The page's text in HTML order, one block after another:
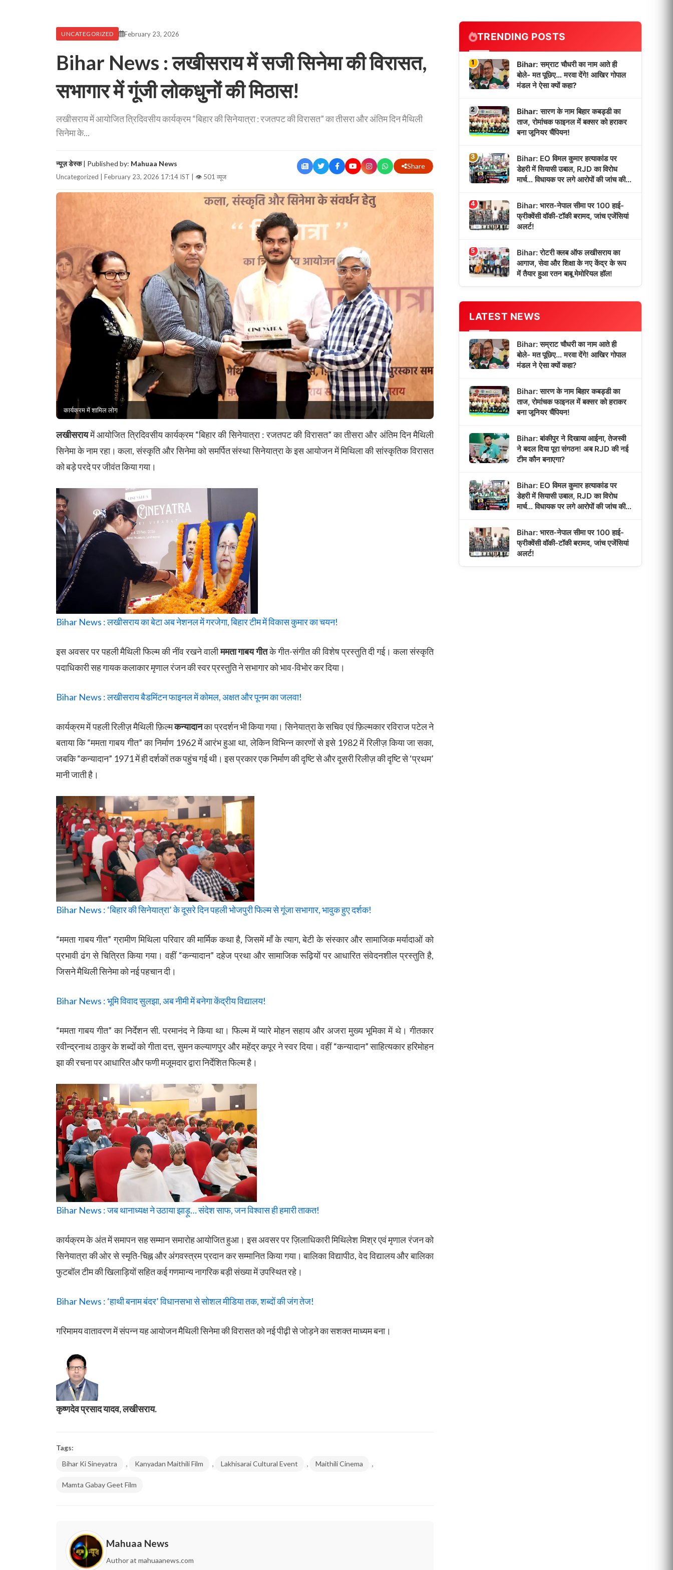
UNCATEGORIZED February 23, 2026
Bihar News : लखीसराय में सजी सिनेमा की विरासत,
सभागार में गूंजी लोकधुनों की मिठास!
लखीसराय में आयोजित त्रिदिवसीय कार्यक्रम “बिहार की सिनेयात्रा : रजतपट की विरासत” का तीसरा और अंतिम दिन मैथिली
सिनेमा के...
न्यूज़ डेस्क| Published by: Mahuaa News
Uncategorized | February 23, 2026 17:14 IST | 👁 501 व्यूज
Share
कार्यक्रम में शामिल लोग
लखीसरायमें आयोजित त्रिदिवसीय कार्यक्रम “बिहार की सिनेयात्रा : रजतपट की विरासत” का तीसरा और अंतिम दिन मैथिली
सिनेमा के नाम रहा। कला, संस्कृति और सिनेमा को समर्पित संस्था सिनेयात्रा के इस आयोजन में मिथिला की सांस्कृतिक विरासत
को बड़े परदे पर जीवंत किया गया।
Bihar News : लखीसराय का बेटा अब नेशनल में गरजेगा, बिहार टीम में विकास कुमार का चयन!
इस अवसर पर पहली मैथिली फिल्म की नींव रखने वालीममता गाबय गीतके गीत-संगीत की विशेष प्रस्तुति दी गई। कला संस्कृति
पदाधिकारी सह गायक कलाकार मृणाल रंजन की स्वर प्रस्तुति ने सभागार को भाव-विभोर कर दिया।
Bihar News : लखीसराय बैडमिंटन फाइनल में कोमल, अक्षत और पूनम का जलवा!
कार्यक्रम में पहली रिलीज़ मैथिली फ़िल्मकन्यादानका प्रदर्शन भी किया गया। सिनेयात्रा के सचिव एवं फ़िल्मकार रविराज पटेल ने
बताया कि “ममता गाबय गीत” का निर्माण 1962 में आरंभ हुआ था, लेकिन विभिन्न कारणों से इसे 1982 में रिलीज़ किया जा सका,
जबकि “कन्यादान” 1971 में ही दर्शकों तक पहुंच गई थी। इस प्रकार एक निर्माण की दृष्टि से और दूसरी रिलीज़ की दृष्टि से ‘प्रथम’
मानी जाती है।
Bihar News : ‘बिहार की सिनेयात्रा’ के दूसरे दिन पहली भोजपुरी फिल्म से गूंजा सभागार, भावुक हुए दर्शक!
“ममता गाबय गीत” ग्रामीण मिथिला परिवार की मार्मिक कथा है, जिसमें माँ के त्याग, बेटी के संस्कार और सामाजिक मर्यादाओं को
प्रभावी ढंग से चित्रित किया गया। वहीं “कन्यादान” दहेज प्रथा और सामाजिक रूढ़ियों पर आधारित संवेदनशील प्रस्तुति है,
जिसने मैथिली सिनेमा को नई पहचान दी।
Bihar News : भूमि विवाद सुलझा, अब नीमी में बनेगा केंद्रीय विद्यालय!
“ममता गाबय गीत” का निर्देशन सी. परमानंद ने किया था। फिल्म में प्यारे मोहन सहाय और अजरा मुख्य भूमिका में थे। गीतकार
रवीन्द्रनाथ ठाकुर के शब्दों को गीता दत्त, सुमन कल्याणपुर और महेंद्र कपूर ने स्वर दिया। वहीं “कन्यादान” साहित्यकार हरिमोहन
झा की रचना पर आधारित और फणी मजूमदार द्वारा निर्देशित फिल्म है।
Bihar News : जब थानाध्यक्ष ने उठाया झाड़ू… संदेश साफ, जन विश्वास ही हमारी ताकत!
कार्यक्रम के अंत में समापन सह सम्मान समारोह आयोजित हुआ। इस अवसर पर ज़िलाधिकारी मिथिलेश मिश्र एवं मृणाल रंजन को
सिनेयात्रा की ओर से स्मृति-चिह्न और अंगवस्त्रम प्रदान कर सम्मानित किया गया। बालिका विद्यापीठ, वेद विद्यालय और बालिका
फुटबॉल टीम की खिलाड़ियों सहित कई गणमान्य नागरिक बड़ी संख्या में उपस्थित रहे।
Bihar News : ‘हाथी बनाम बंदर’ विधानसभा से सोशल मीडिया तक, शब्दों की जंग तेज!
गरिमामय वातावरण में संपन्न यह आयोजन मैथिली सिनेमा की विरासत को नई पीढ़ी से जोड़ने का सशक्त माध्यम बना।
कृष्णदेव प्रसाद यादव, लखीसराय.
Tags:
Bihar Ki Sineyatra
, Kanyadan Maithili Film , Lakhisarai Cultural Event , Maithili Cinema ,
Mamta Gabay Geet Film
Mahuaa News
Author at mahuaanews.com
TRENDING POSTS
1
Bihar: सम्राट चौधरी का नाम आते ही
बोले- मत पूछिए… मरवा देंगे! आखिर गोपाल
मंडल ने ऐसा क्यों कहा?
2
Bihar: सारण के नाम बिहार कबड्डी का
ताज, रोमांचक फाइनल में बक्सर को हराकर
बना जूनियर चैंपियन!
3
Bihar: EO विमल कुमार हत्याकांड पर
डेहरी में सियासी उबाल, RJD का विरोध
मार्च… विधायक पर लगे आरोपों की जांच की
4
Bihar: भारत-नेपाल सीमा पर 100 हाई-
फ्रीक्वेंसी वॉकी-टॉकी बरामद, जांच एजेंसियां
अलर्ट!
5
Bihar: रोटरी क्लब ऑफ लखीसराय का
आगाज, सेवा और शिक्षा के नए केंद्र के रूप
में तैयार हुआ रतन बाबू मेमोरियल हॉल!
LATEST NEWS
Bihar: सम्राट चौधरी का नाम आते ही
बोले- मत पूछिए… मरवा देंगे! आखिर गोपाल
मंडल ने ऐसा क्यों कहा?
Bihar: सारण के नाम बिहार कबड्डी का
ताज, रोमांचक फाइनल में बक्सर को हराकर
बना जूनियर चैंपियन!
Bihar: बांकीपुर ने दिखाया आईना, तेजस्वी
ने बदल दिया पूरा संगठन! अब RJD की नई
टीम कौन बनाएगा?
Bihar: EO विमल कुमार हत्याकांड पर
डेहरी में सियासी उबाल, RJD का विरोध
मार्च… विधायक पर लगे आरोपों की जांच की
Bihar: भारत-नेपाल सीमा पर 100 हाई-
फ्रीक्वेंसी वॉकी-टॉकी बरामद, जांच एजेंसियां
अलर्ट!